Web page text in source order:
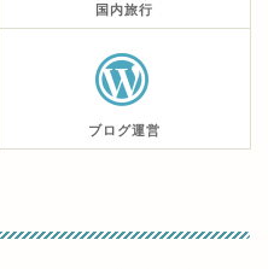
国内旅行
ブログ運営